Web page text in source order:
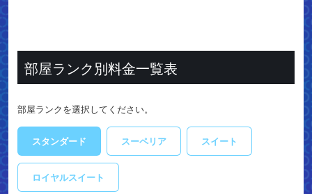
部屋ランク別料金一覧表
部屋ランクを選択してください。
スタンダード スーペリア スイート
ロイヤルスイート